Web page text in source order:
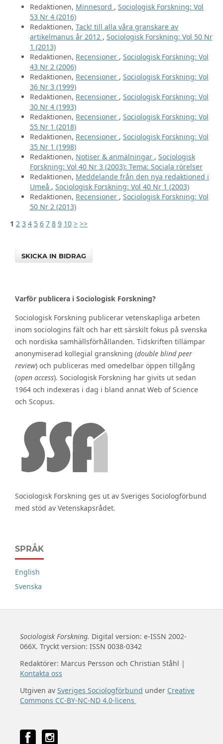
Redaktionen, Minnesord , Sociologisk Forskning: Vol
53 Nr 4 (2016)
Redaktionen, Tack! till alla våra granskare av
artikelmanus år 2012 , Sociologisk Forskning: Vol 50 Nr
1 (2013)
Redaktionen, Recensioner , Sociologisk Forskning: Vol
43 Nr 2 (2006)
Redaktionen, Recensioner , Sociologisk Forskning: Vol
36 Nr 3 (1999)
Redaktionen, Recensioner , Sociologisk Forskning: Vol
30 Nr 4 (1993)
Redaktionen, Recensioner , Sociologisk Forskning: Vol
55 Nr 1 (2018)
Redaktionen, Recensioner , Sociologisk Forskning: Vol
35 Nr 1 (1998)
Redaktionen, Notiser & anmälningar , Sociologisk
Forskning: Vol 40 Nr 3 (2003): Tema: Sociala rörelser
Redaktionen, Meddelande från den nya redaktioned i
Umeå , Sociologisk Forskning: Vol 40 Nr 1 (2003)
Redaktionen, Recensioner , Sociologisk Forskning: Vol
50 Nr 2 (2013)
1 2 3 4 5 6 7 8 9 10 > >>
SKICKA IN BIDRAG
Varför publicera i Sociologisk Forskning?
Sociologisk Forskning publicerar vetenskapliga arbeten
inom sociologins fält och har ett särskilt fokus på svenska
och nordiska samhällsförhållanden. Tidskriften tillämpar
anonymiserad kollegial granskning (double blind peer
review) och publiceras med omedelbar öppen tillgång
(open access). Sociologisk Forskning har givits ut sedan
1964 och indexeras i dag i bland annat Web of Science
och Scopus.
Sociologisk Forskning ges ut av Sveriges Sociologförbund
med stöd av Vetenskapsrådet.
SPRÅK
English
Svenska
Sociologisk Forskning. Digital version: e-ISSN 2002-
066X. Tryckt version: ISSN 0038-0342
Redaktörer: Marcus Persson och Christian Ståhl |
Kontakta oss
Utgiven av Sveriges Sociologförbund under Creative
Commons CC-BY-NC-ND 4.0-licens